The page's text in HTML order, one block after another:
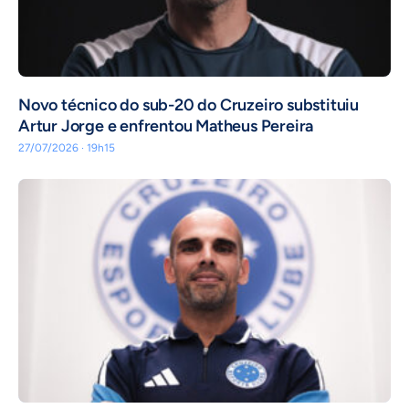
Novo técnico do sub-20 do Cruzeiro substituiu
Artur Jorge e enfrentou Matheus Pereira
27/07/2026 · 19h15